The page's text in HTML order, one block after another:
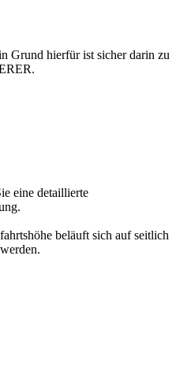
Grund hierfür ist sicher darin zu
eine detaillierte
beläuft sich auf seitlich